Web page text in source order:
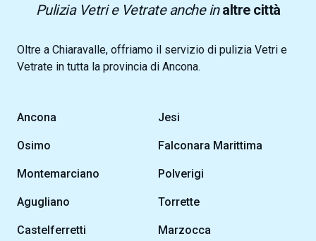
Pulizia Vetri e Vetrate anche inaltre città
Oltre a Chiaravalle, offriamo il servizio di pulizia Vetri e
Vetrate in tutta la provincia di Ancona.
Ancona Jesi
Osimo Falconara Marittima
Montemarciano Polverigi
Agugliano Torrette
Castelferretti Marzocca